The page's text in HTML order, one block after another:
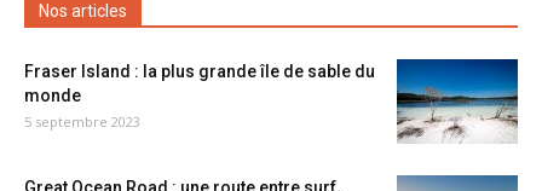
Nos articles
Fraser Island : la plus grande île de sable du
monde
5 septembre 2023